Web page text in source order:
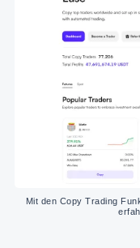
Mit den Copy Trading